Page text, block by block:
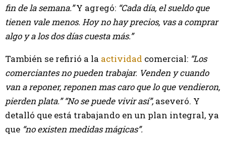
fin de la semana.”Y agregó: “Cada día, el sueldo que
tienen vale menos. Hoy no hay precios, vas a comprar
algo y a los dos días cuesta más.”
También se refirió a la actividad comercial: “Los
comerciantes no pueden trabajar. Venden y cuando
van a reponer, reponen mas caro que lo que vendieron,
pierden plata.” “No se puede vivir así”, aseveró. Y
detalló que está trabajando en un plan integral, ya
que “no existen medidas mágicas”.